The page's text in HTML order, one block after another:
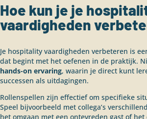
Hoe kun je je
vaardigheden
Je hospitality vaardigheden verbeteren is
dat begint met het oefenen in de praktijk.
hands-on ervaring, waarin je direct kunt
successen als uitdagingen.
Rollenspellen zijn effectief om specifieke
Speel bijvoorbeeld met collega’s
het omgaan met een ontevreden gast of het